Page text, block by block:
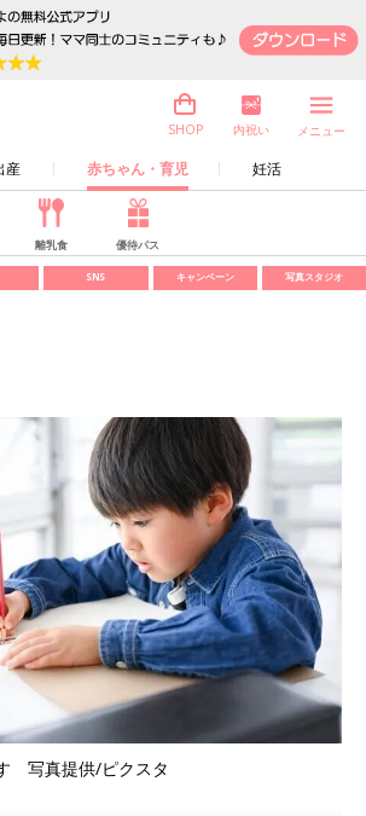
産 赤ちゃん・育児 妊活
SHOP 内祝い メニュー
離乳食 優待パス
SNS キャンペーン 写真スタジオ
写真提供/ピクスタ